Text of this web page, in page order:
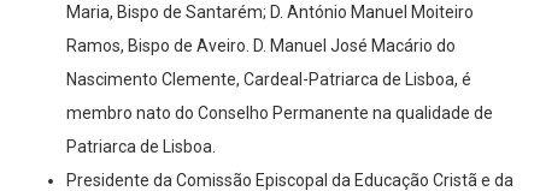
Maria, Bispo de Santarém; D. António Manuel Moiteiro
Ramos, Bispo de Aveiro. D. Manuel José Macário do
Nascimento Clemente, Cardeal-Patriarca de Lisboa, é
membro nato do Conselho Permanente na qualidade de
Patriarca de Lisboa.
Presidente da Comissão Episcopal da Educação Cristã e da